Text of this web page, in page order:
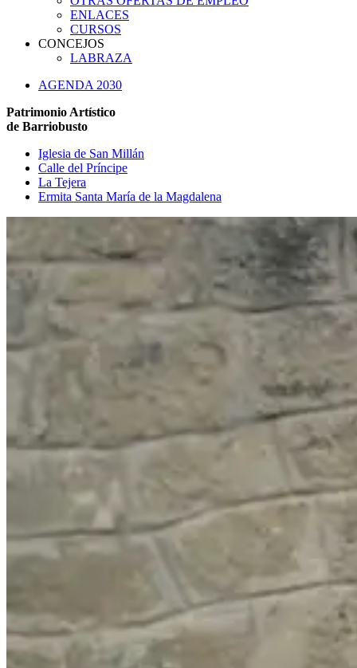
ENLACES
CURSOS
CONCEJOS
LABRAZA
AGENDA 2030
Patrimonio Artístico
de Barriobusto
Iglesia de San Millán
Calle del Príncipe
La Tejera
Ermita Santa María de la Magdalena